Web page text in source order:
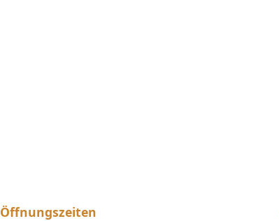
Öffnungszeiten